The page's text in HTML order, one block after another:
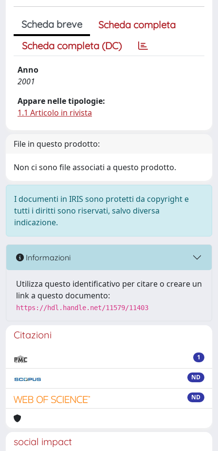
Scheda breve
Scheda completa
Scheda completa (DC)
Anno
2001
Appare nelle tipologie:
1.1 Articolo in rivista
File in questo prodotto:
Non ci sono file associati a questo prodotto.
I documenti in IRIS sono protetti da copyright e
tutti i diritti sono riservati, salvo diversa
indicazione.
Informazioni
Utilizza questo identificativo per citare o creare un
link a questo documento:
https://hdl.handle.net/11579/11403
Citazioni
1
ND
ND
social impact